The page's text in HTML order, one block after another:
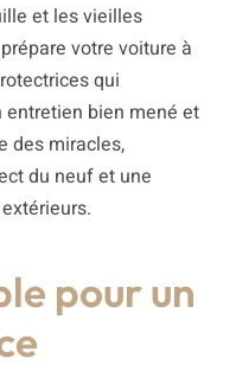
et les vieilles
votre voiture à
qui
entretien bien mené et
des miracles,
du neuf et une
pour un